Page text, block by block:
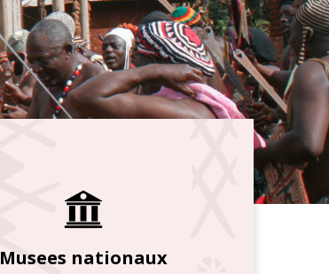
Musees nationaux